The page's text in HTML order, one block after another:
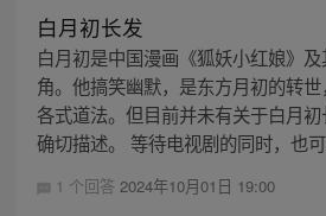
白月初长发
白月初是中国漫画《狐妖小红娘》
角。他搞笑幽默，是东方月初的转
各式道法。但目前并未有关于白月
确切描述。 等待电视剧的同时，也
1 个回答 2024年10月01日 19:00